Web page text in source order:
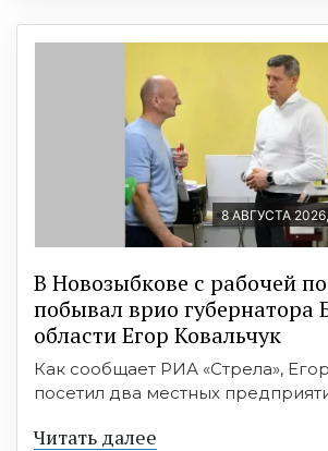
8 АВГУСТА
В Новозыбкове с рабочей
побывал врио губернатора
области Егор Ковальчук
Как сообщает РИА «Стрела»,
посетил два местных
Читать далее